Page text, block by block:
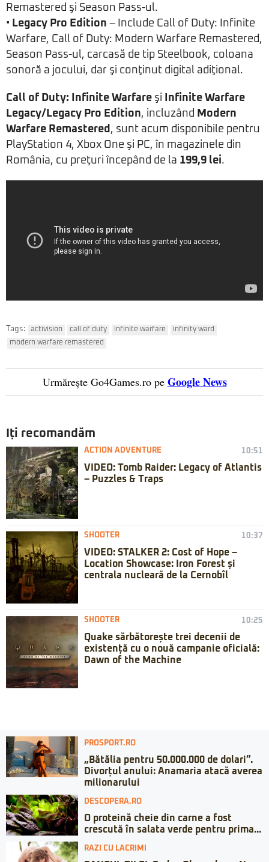
Remastered şi Season Pass-ul.
• Legacy Pro Edition – Include Call of Duty: Infinite
Warfare, Call of Duty: Modern Warfare Remastered,
Season Pass-ul, carcasă de tip Steelbook, coloana
sonoră a jocului, dar şi conţinut digital adiţional.
Call of Duty: Infinite Warfare şi
Infinite Warfare
Legacy/Legacy Pro Edition, incluzând Modern
Warfare Remastered , sunt acum disponibile pentru
PlayStation 4, Xbox One şi PC, în magazinele din
România, cu preţuri începând de la 199,9 lei.
Tags: activision call of duty infinite warfare
infinity ward
modern warfare remastered
Urmărește Go4Games.ro pe Google News
Iți recomandăm
ACTION ADVENTURE 10:51
VIDEO: Tomb Raider: Legacy of Atlantis
– Puzzles & Traps
SHOOTER 10:37
VIDEO: STALKER 2: Cost of Hope –
Location Showcase: Iron Forest și
centrala nucleară de la Cernobîl
SHOOTER 10:25
Quake sărbătorește trei decenii de
existență cu o nouă campanie oficială:
Dawn of the Machine
PROSPORT.RO
„Bătălia pentru 50.000.000 de dolari”.
Divorțul anului: Anamaria atacă averea
milionarului
DESCOPERA.RO
O proteină cheie din carne a fost
crescută în salata verde pentru prima...
RAZI CU LACRIMI